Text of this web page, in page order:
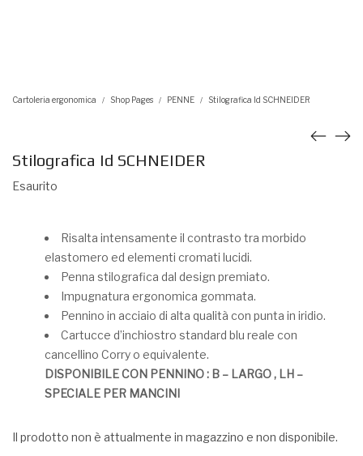
Cartoleria ergonomica / Shop Pages / PENNE / Stilografica Id SCHNEIDER
Stilografica Id SCHNEIDER
Esaurito
Risalta intensamente il contrasto tra morbido
elastomero ed elementi cromati lucidi.
Penna stilografica dal design premiato.
Impugnatura ergonomica gommata.
Pennino in acciaio di alta qualità con punta in iridio.
Cartucce d’inchiostro standard blu reale con
cancellino Corry o equivalente.
DISPONIBILE CON PENNINO : B – LARGO , LH –
SPECIALE PER MANCINI
Il prodotto non è attualmente in magazzino e non disponibile.